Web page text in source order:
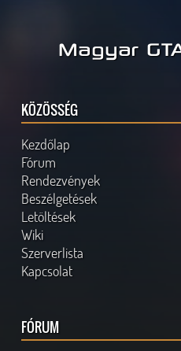
Magyar
KÖZÖSSÉG
Kezdőlap
Fórum
Rendezvények
Beszélgetések
Letöltések
Wiki
Szerverlista
Kapcsolat
FÓRUM